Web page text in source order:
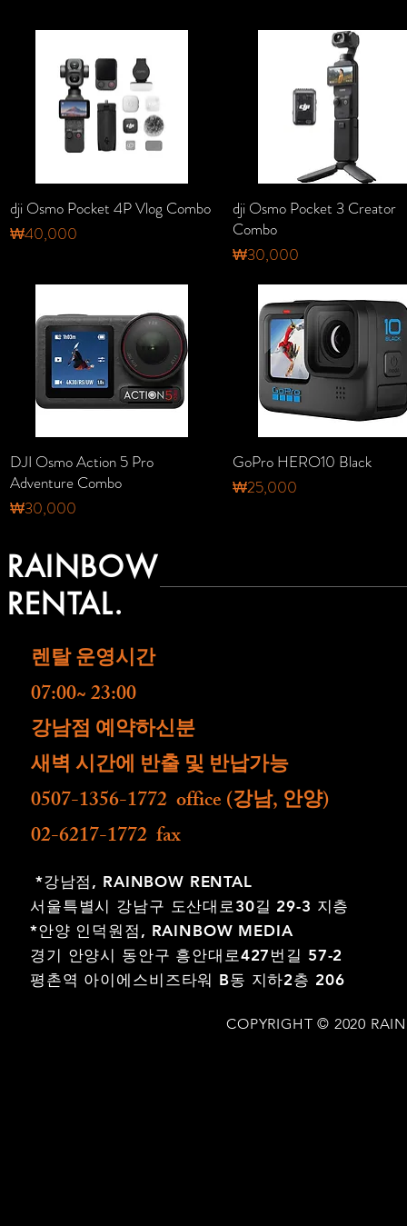
dji Osmo Pocket 4P Vlog Combo
가격
₩40,000
dji Osmo Pocket 3 Creator
Combo
가격
₩30,000
DJI Osmo Action 5 Pro
Adventure Combo
가격
₩30,000
GoPro HERO10 Black
가격
₩25,000
RAINBOW
RENTAL.
렌탈 운영시간
07:00~ 23:00
​강남점 예약하신분
새벽 시간에 반출 및 반납가능
0507-1356-1772 office (강남, 안양)
02-6217-1772 fax
*강남점, RAINBOW RENTAL
서울특별시 강남구 도산대로30길 29-3 지층
*안양 인덕원점, RAINBOW MEDIA
경기 안양시 동안구 흥안대로427번길 57-2
평촌역 아이에스비즈타워 B동 지하2층 206
COPYRIGHT © 2020